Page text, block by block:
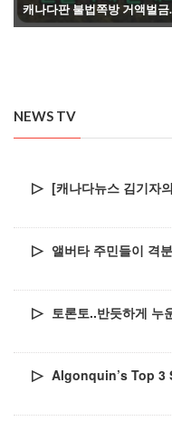
캐나다판 불법쪽방 거액벌금
NEWS TV
[캐나다뉴스 김기자의 속보 브리핑
앨버타 주민들이 격분한 원인은 테크 기업 메타(Meta)가 에드먼턴 북쪽
토론토..반듯하게 누운
Algonquin’s Top